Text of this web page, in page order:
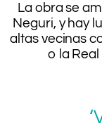
La obra se
Neguri, y hay
altas vecinas
o la